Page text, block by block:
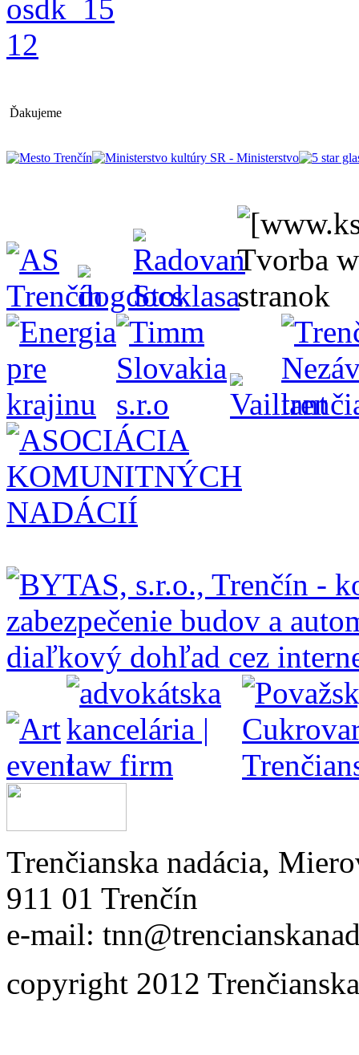
Ďakujeme
Trenčianska nadácia,
911 01 Trenčín
e-mail:
copyright 2012